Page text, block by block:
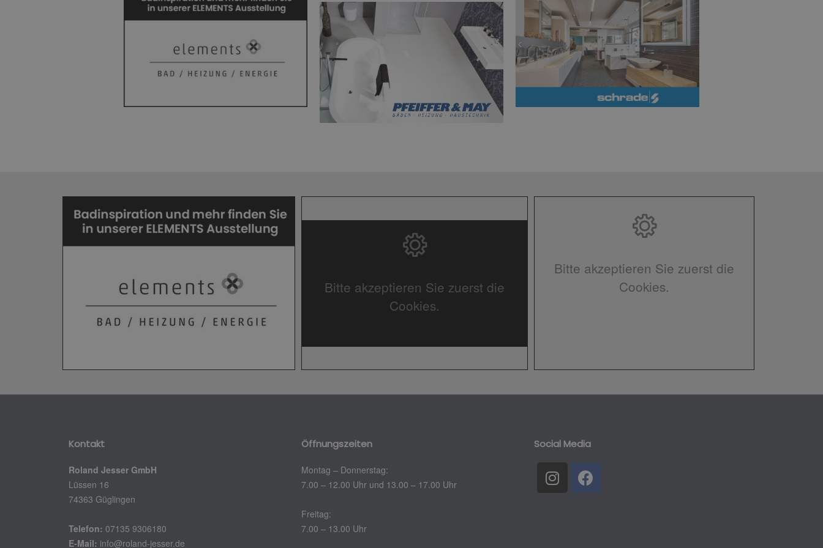
Bitte akzeptieren Sie zuerst die
Cookies.
Bitte akzeptieren Sie zuerst die
Cookies.
Kontakt
Roland Jesser GmbH
Lüssen 16
74363 Güglingen
Telefon: 07135 9306180
E-Mail: info@roland-jesser.de
Öffnungszeiten
Montag – Donnerstag:
7.00 – 12.00 Uhr und 13.00 – 17.00 Uhr
Freitag:
7.00 – 13.00 Uhr
Social Media